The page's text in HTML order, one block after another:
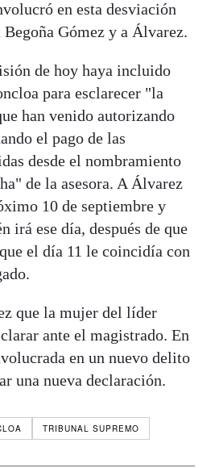
en esta desviación
Gómez y a Álvarez.
de hoy haya incluido
para esclarecer "la
han venido autorizando
el pago de las
desde el nombramiento
de la asesora. A Álvarez
10 de septiembre y
irá ese día, después de que
el día 11 le coincidía con
que la mujer del líder
ante el magistrado. En
en un nuevo delito
una nueva declaración.
TRIBUNAL SUPREMO